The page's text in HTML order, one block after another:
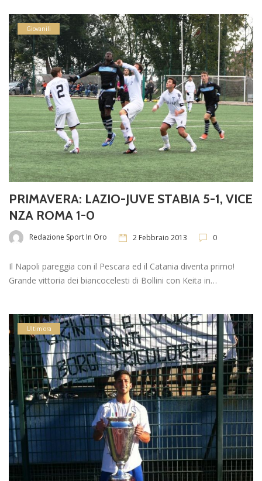
Giovanili
PRIMAVERA: LAZIO-JUVE STABIA 5-1, VICE
NZA ROMA 1-0
Redazione Sport In Oro 2 Febbraio 2013 0
Il Napoli pareggia con il Pescara ed il Catania diventa primo!
Grande vittoria dei biancocelesti di Bollini con Keita in…
Ultim'ora